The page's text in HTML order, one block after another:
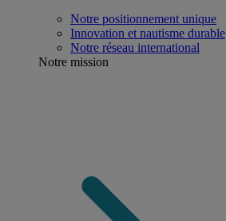
Notre positionnement unique
Innovation et nautisme durable
Notre réseau international
Notre mission